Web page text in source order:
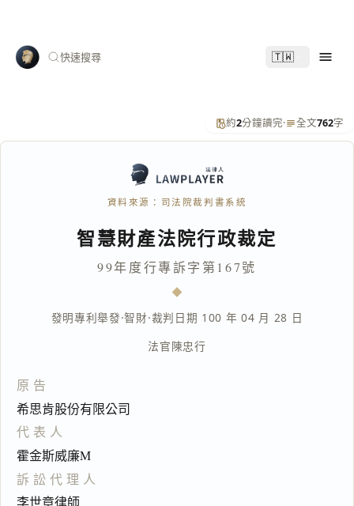
快速搜尋 🇹🇼
約2分鐘讀完· 全文762字
資料來源：司法院裁判書系統
智慧財產法院行政裁定
99年度行專訴字第167號
發明專利舉發·智財·裁判日期 100 年 04 月 28 日
法官陳忠行
原告
希思肯股份有限公司
代表人
霍金斯威廉M
訴訟代理人
李世章律師